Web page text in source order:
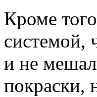
Кроме
системой,
и не
покраски,